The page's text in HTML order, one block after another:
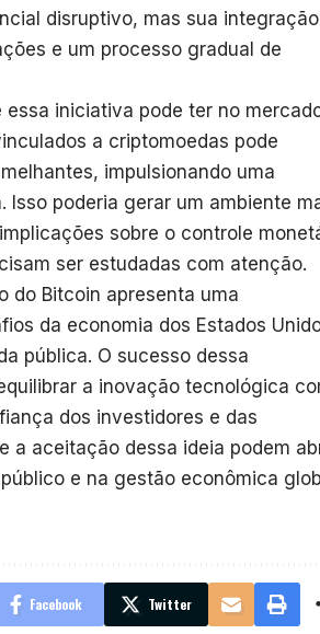
disruptivo, mas sua
e um processo gradual de
iniciativa pode ter no
a criptomoedas pode
impulsionando uma
poderia gerar um ambiente
sobre o controle
ser estudadas com atenção.
do Bitcoin apresenta uma
da economia dos Estados
pública. O sucesso dessa
a inovação tecnológica
dos investidores e das
a aceitação dessa ideia podem
e na gestão econômica
Facebook Twitter